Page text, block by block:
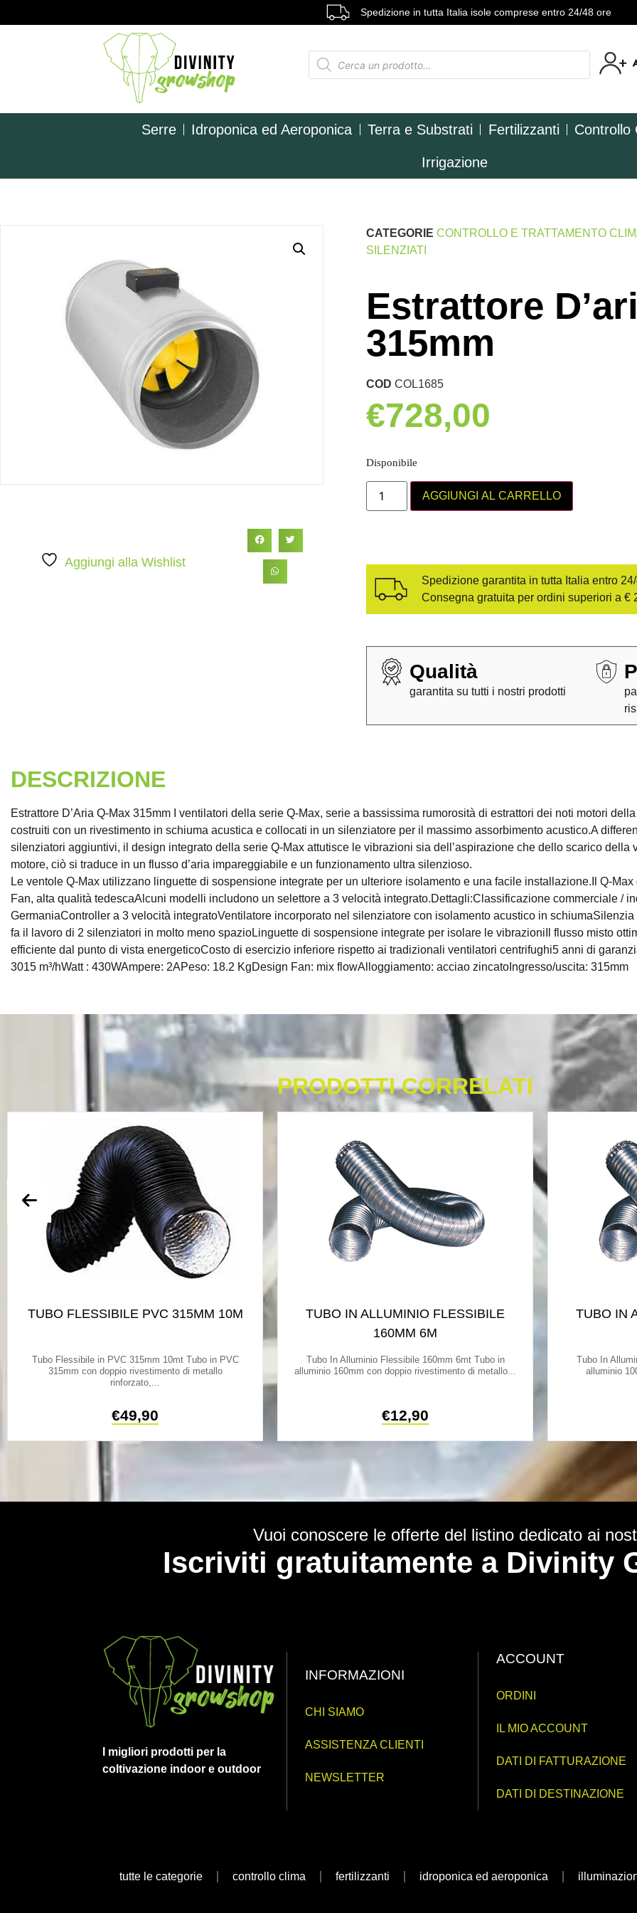
Spedizione in tutta Italia isole comprese entro 24/48 ore
Serre Idroponica ed Aeroponica Terra e Substrati Fertilizzanti Controllo
Irrigazione
Aggiungi alla Wishlist
CATEGORIE CONTROLLO E TRATTAMENTO
SILENZIATI
Estrattore
315mm
CODCOL1685
€728,00
Disponibile
AGGIUNGI AL CARRELLO
Spedizione garantita in tutta Italia entro
Consegna gratuita per ordini superiori a €
Qualità
garantita su tutti i nostri prodotti
DESCRIZIONE
Estrattore D’Aria Q-Max 315mm I ventilatori della serie Q-Max, serie a bassissima rumorosità di estrattori dei noti motori
costruiti con un rivestimento in schiuma acustica e collocati in un silenziatore per il massimo assorbimento acustico.A
silenziatori aggiuntivi, il design integrato della serie Q-Max attutisce le vibrazioni sia dell’aspirazione che dello scarico della
motore, ciò si traduce in un flusso d’aria impareggiabile e un funzionamento ultra silenzioso.
Le ventole Q-Max utilizzano linguette di sospensione integrate per un ulteriore isolamento e una facile installazione.Il Q-
Fan, alta qualità tedescaAlcuni modelli includono un selettore a 3 velocità integrato.Dettagli:Classificazione commerciale /
GermaniaController a 3 velocità integratoVentilatore incorporato nel silenziatore con isolamento acustico in schiumaSilenzia
fa il lavoro di 2 silenziatori in molto meno spazioLinguette di sospensione integrate per isolare le vibrazioniIl flusso misto
efficiente dal punto di vista energeticoCosto di esercizio inferiore rispetto ai tradizionali ventilatori centrifughi5 anni di
3015 m³/hWatt : 430WAmpere: 2APeso: 18.2 KgDesign Fan: mix flowAlloggiamento: acciao zincatoIngresso/uscita: 315mm
PRODOTTI CORRELATI
TUBO FLESSIBILE PVC 315MM 10M
Tubo Flessibile in PVC 315mm 10mt Tubo in PVC
315mm con doppio rivestimento di metallo
rinforzato,...
€49,90
TUBO IN ALLUMINIO FLESSIBILE
160MM 6M
Tubo In Alluminio Flessibile 160mm 6mt Tubo in
alluminio 160mm con doppio rivestimento di metallo...
€12,90
TUBO IN
Tubo In
alluminio
Vuoi conoscere le offerte del listino dedicato ai
Iscriviti gratuitamente a Divinity
I migliori prodotti per la
coltivazione indoor e outdoor
INFORMAZIONI
CHI SIAMO
ASSISTENZA CLIENTI
NEWSLETTER
ACCOUNT
ORDINI
IL MIO ACCOUNT
DATI DI FATTURAZIONE
DATI DI DESTINAZIONE
tutte le categorie controllo clima fertilizzanti idroponica ed aeroponica